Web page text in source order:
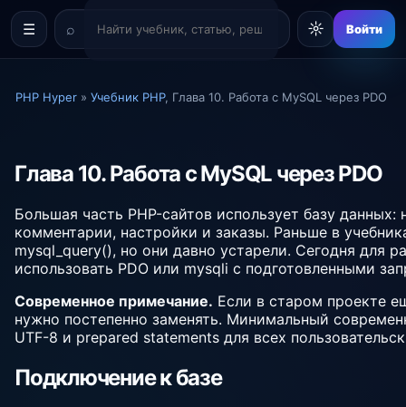
☰ ☼ Войти
PHP Hyper » Учебник PHP, Глава 10. Работа с MySQL через PDO
Глава 10. Работа с MySQL через PDO
Большая часть PHP-сайтов использует базу данных:
комментарии, настройки и заказы. Раньше в
mysql_query(), но они давно устарели. Сегодня для
использовать PDO или mysqli с подготовленными
Современное примечание. Если в старом проекте
нужно постепенно заменять. Минимальный
UTF-8 и prepared statements для всех
Подключение к базе